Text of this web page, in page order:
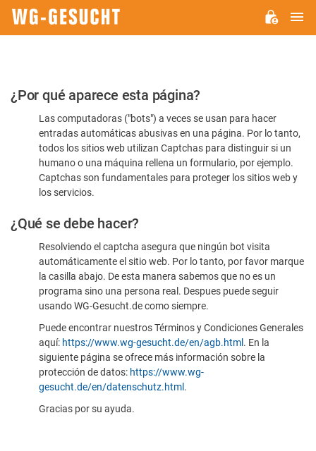
Por
favor,
confirme
humano
¿Por qué aparece esta página?
Las computadoras ("bots") a veces se usan para hacer
entradas automáticas abusivas en una página. Por lo tanto,
todos los sitios web utilizan Captchas para distinguir si un
humano o una máquina rellena un formulario, por ejemplo.
Captchas son fundamentales para proteger los sitios web y
los servicios.
¿Qué se debe hacer?
Resolviendo el captcha asegura que ningún bot visita
automáticamente el sitio web. Por lo tanto, por favor marque
la casilla abajo. De esta manera sabemos que no es un
programa sino una persona real. Despues puede seguir
usando WG-Gesucht.de como siempre.
Puede encontrar nuestros Términos y Condiciones Generales
aquí: https://www.wg-gesucht.de/en/agb.html . En la
siguiente página se ofrece más información sobre la
protección de datos: https://www.wg-
gesucht.de/en/datenschutz.html .
Gracias por su ayuda.